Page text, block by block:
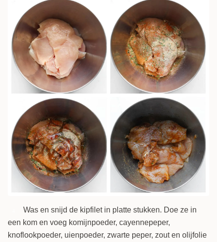
Was en snijd de kipfilet in platte stukken. Doe ze in
een kom en voeg komijnpoeder, cayennepeper,
knoflookpoeder, uienpoeder, zwarte peper, zout en olijfolie